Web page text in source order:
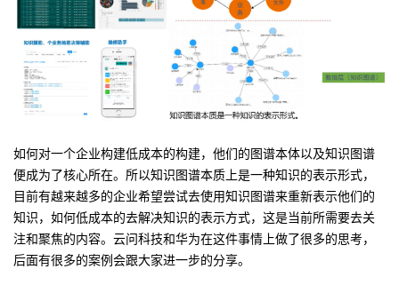
如何对一个企业构建低成本的构建，他们的图谱本体以及知识图谱
便成为了核心所在。所以知识图谱本质上是一种知识的表示形式，
目前有越来越多的企业希望尝试去使用知识图谱来重新表示他们的
知识，如何低成本的去解决知识的表示方式，这是当前所需要去关
注和聚焦的内容。云问科技和华为在这件事情上做了很多的思考，
后面有很多的案例会跟大家进一步的分享。